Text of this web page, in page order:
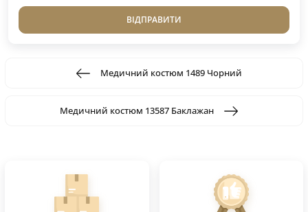
ВІДПРАВИТИ
Медичний костюм 1489 Чорний
Медичний костюм 13587 Баклажан